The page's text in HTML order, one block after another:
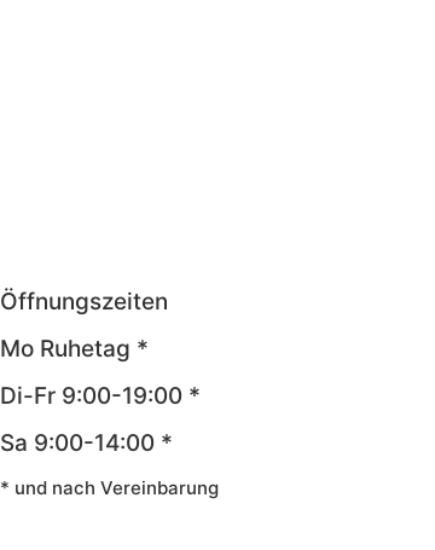
Öffnungszeiten
Mo Ruhetag *
Di-Fr 9:00-19:00 *
Sa 9:00-14:00 *
* und nach Vereinbarung